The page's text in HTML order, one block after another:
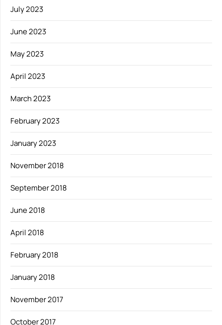
July 2023
June 2023
May 2023
April 2023
March 2023
February 2023
January 2023
November 2018
September 2018
June 2018
April 2018
February 2018
January 2018
November 2017
October 2017